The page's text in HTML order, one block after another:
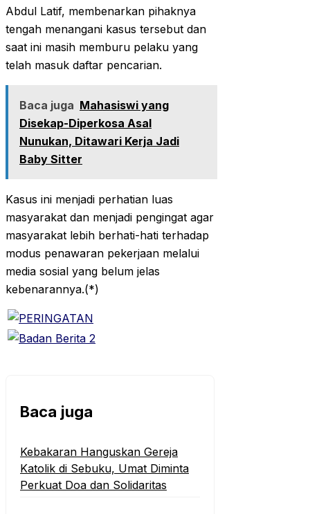
Abdul Latif, membenarkan pihaknya
tengah menangani kasus tersebut dan
saat ini masih memburu pelaku yang
telah masuk daftar pencarian.
Baca juga Mahasiswi yang
Disekap-Diperkosa Asal
Nunukan, Ditawari Kerja Jadi
Baby Sitter
Kasus ini menjadi perhatian luas
masyarakat dan menjadi pengingat agar
masyarakat lebih berhati-hati terhadap
modus penawaran pekerjaan melalui
media sosial yang belum jelas
kebenarannya.(*)
Baca juga
Kebakaran Hanguskan Gereja
Katolik di Sebuku, Umat Diminta
Perkuat Doa dan Solidaritas